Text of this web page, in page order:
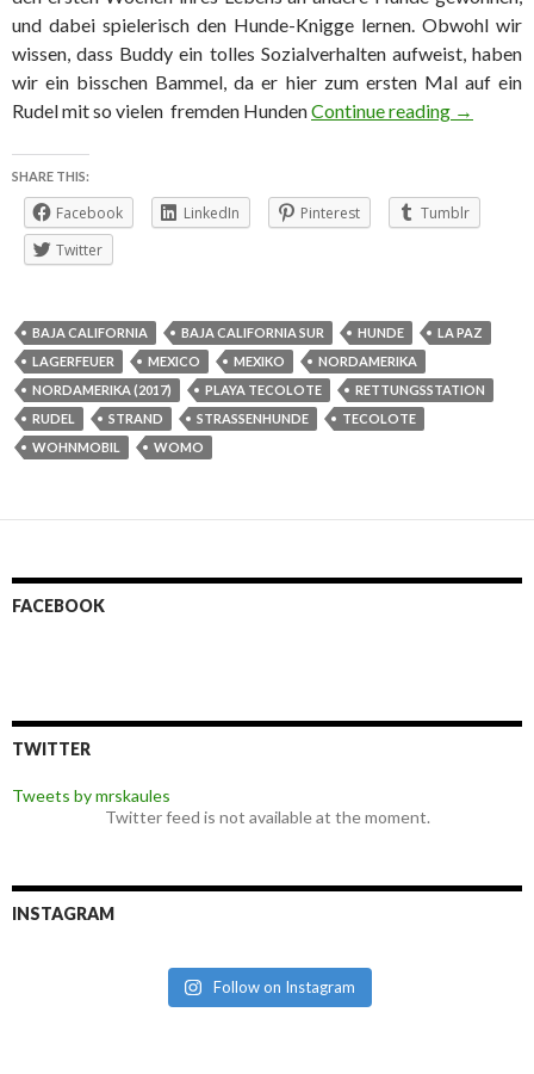
und dabei spielerisch den Hunde-Knigge lernen. Obwohl wir
wissen, dass Buddy ein tolles Sozialverhalten aufweist, haben
wir ein bisschen Bammel, da er hier zum ersten Mal auf ein
Rudel mit so vielen fremden HundenContinue reading Mexiko:
→
SHARE THIS:
Facebook LinkedIn Pinterest
Tumblr
Twitter
BAJA CALIFORNIA BAJA CALIFORNIA SUR HUNDE
LA PAZ
LAGERFEUER
MEXICO MEXIKO
NORDAMERIKA
NORDAMERIKA (2017)
PLAYA TECOLOTE
RETTUNGSSTATION
RUDEL
STRAND STRASSENHUNDE
TECOLOTE
WOHNMOBIL
WOMO
FACEBOOK
TWITTER
Tweets by mrskaules
Twitter feed is not available at the moment.
INSTAGRAM
Follow on Instagram